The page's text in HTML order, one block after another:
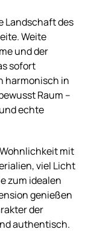
Landschaft des
Weite
und der
sofort
harmonisch in
Raum –
echte
mit
viel Licht
zum idealen
genießen
der
authentisch.